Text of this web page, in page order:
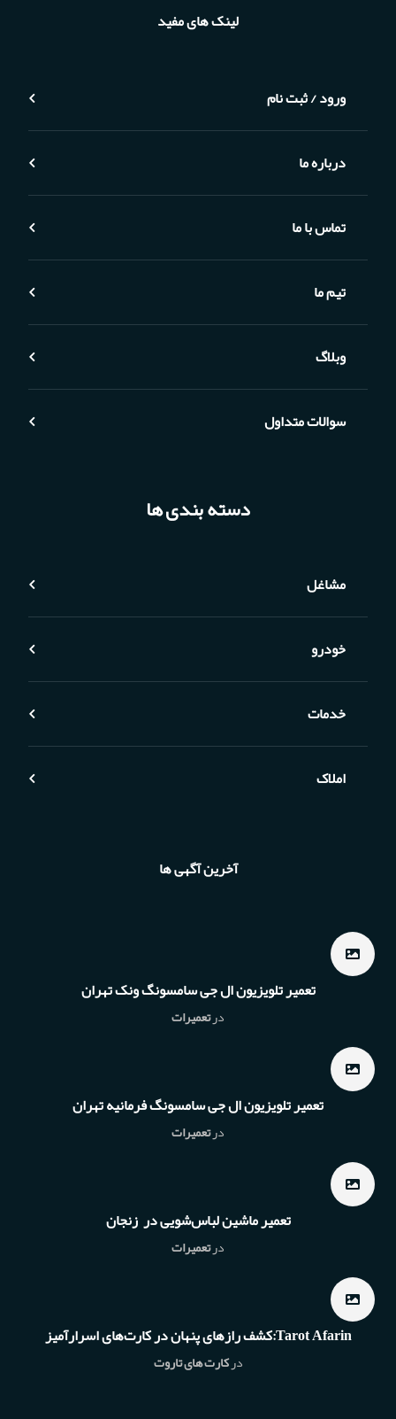
لینک های مفید
ورود / ثبت نام
درباره ما
تماس با ما
تیم ما
وبلاگ
سوالات متداول
دسته بندی ها
مشاغل
خودرو
خدمات
املاک
آخرین آگهی ها
تعمیر تلویزیون ال جی سامسونگ ونک تهران
درتعمیرات
تعمیر تلویزیون ال جی سامسونگ فرمانیه تهران
درتعمیرات
تعمیر ماشین لباس‌شویی در زنجان
درتعمیرات
Tarot Afarin:کشف رازهای پنهان در کارت‌های اسرارآمیز
درکارت های تاروت